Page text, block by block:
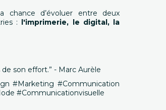
chance d’évoluer entre deux
: l'imprimerie, le digital, la
son effort.” - Marc Aurèle
#Marketing #Communication
#Communicationvisuelle